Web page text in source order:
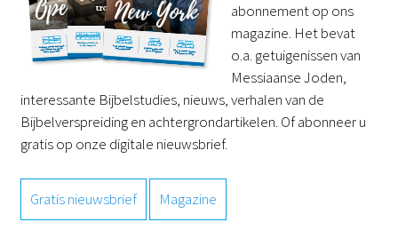
abonnement op ons
magazine. Het bevat
o.a. getuigenissen van
Messiaanse Joden,
interessante Bijbelstudies, nieuws, verhalen van de
Bijbelverspreiding en achtergrondartikelen. Of abonneer u
gratis op onze digitale nieuwsbrief.
Gratis nieuwsbrief Magazine